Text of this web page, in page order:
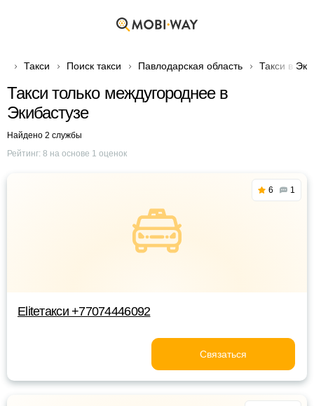
Такси Поиск такси Павлодарская область Такси в
Такси только междугороднее в
Экибастузе
Найдено 2 службы
Рейтинг: 8 на основе 1 оценок
6 1
Eliteтакси +77074446092
Связаться